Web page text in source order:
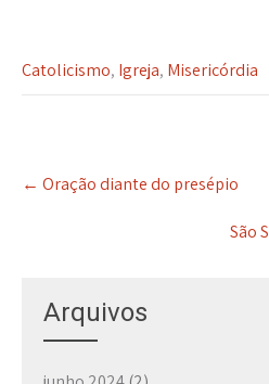
Catolicismo, Igreja, Misericórdia
o
← Oração diante do presépio
São
Arquivos